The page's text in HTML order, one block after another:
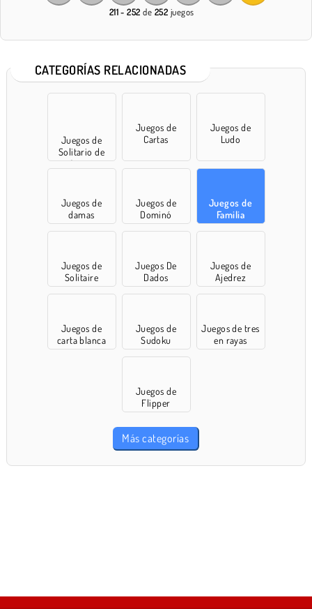
211 - 252 de 252 juegos
CATEGORÍAS RELACIONADAS
Juegos de
Solitario de
Cartas
Juegos de
Cartas
Juegos de
Ludo
Juegos de
damas
Juegos de
Dominó
Juegos de
Familia
Juegos de
Solitaire
Juegos De
Dados
Juegos de
Ajedrez
Juegos de
carta blanca
Juegos de
Sudoku
Juegos de tres
en rayas
Juegos de
Flipper
Más categorías